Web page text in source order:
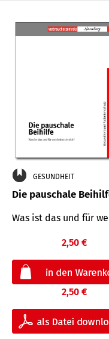
GESUNDHEIT
Die pauschale
Was ist das und für
2,50 €
2,50 €